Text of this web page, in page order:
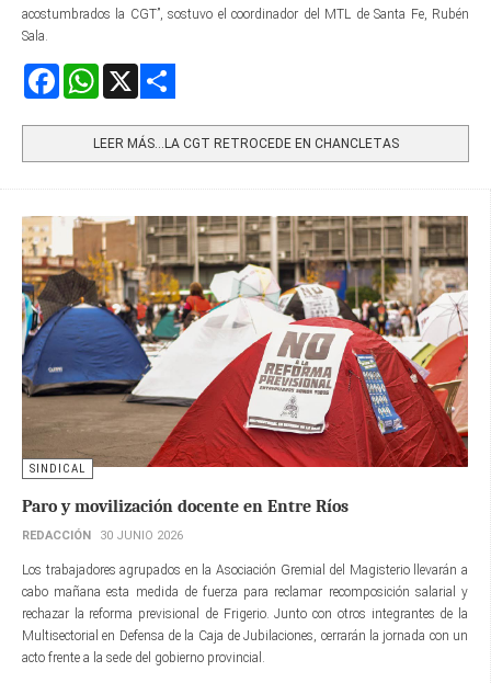
acostumbrados la CGT”, sostuvo el coordinador del MTL de Santa Fe, Rubén
Sala.
FacebookWhatsApp
LEER MÁS…LA CGT RETROCEDE EN CHANCLETAS
SINDICAL
Paro y movilización docente en Entre Ríos
REDACCIÓN 30 JUNIO 2026
Los trabajadores agrupados en la Asociación Gremial del Magisterio llevarán a
cabo mañana esta medida de fuerza para reclamar recomposición salarial y
rechazar la reforma previsional de Frigerio. Junto con otros integrantes de la
Multisectorial en Defensa de la Caja de Jubilaciones, cerrarán la jornada con un
acto frente a la sede del gobierno provincial.